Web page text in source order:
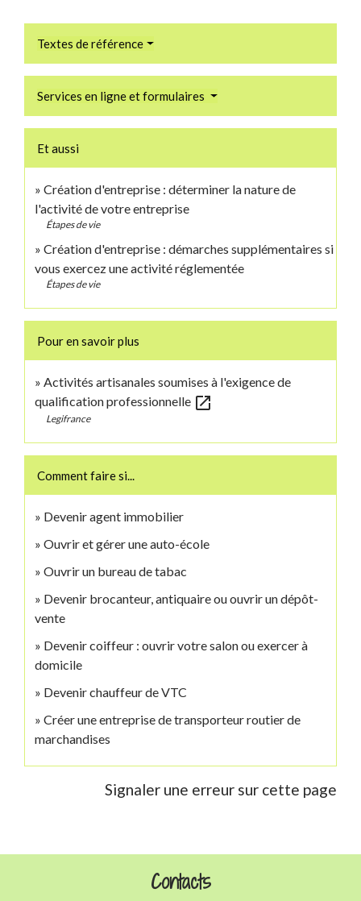
Textes de référence
Services en ligne et formulaires
Et aussi
Création d'entreprise : déterminer la nature de
l'activité de votre entreprise
Étapes de vie
Création d'entreprise : démarches supplémentaires si
vous exercez une activité réglementée
Étapes de vie
Pour en savoir plus
Activités artisanales soumises à l'exigence de
qualification professionnelle open_in_new
Legifrance
Comment faire si...
Devenir agent immobilier
Ouvrir et gérer une auto-école
Ouvrir un bureau de tabac
Devenir brocanteur, antiquaire ou ouvrir un dépôt-
vente
Devenir coiffeur : ouvrir votre salon ou exercer à
domicile
Devenir chauffeur de VTC
Créer une entreprise de transporteur routier de
marchandises
Signaler une erreur sur cette page
Contacts